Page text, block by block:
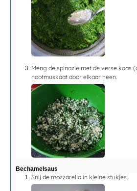
Meng de spinazie met de verse kaas
nootmuskaat door elkaar heen.
Bechamelsaus
Snij de mozzarella in kleine stukjes.